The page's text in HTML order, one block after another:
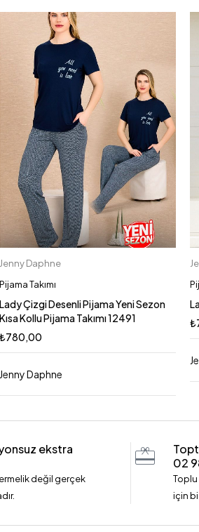
Jenny Daphne
Pijama Takımı
Lady Çizgi Desenli Pijama Yeni Sezon
Kısa Kollu Pijama Takımı 12491
₺780,00
Jenny Daphne
₺
ekstra
değil gerçek
02
Toplu
için